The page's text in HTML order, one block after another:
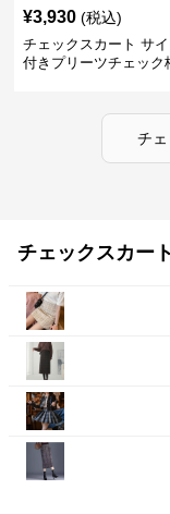
¥3,930 (税込)
チェックスカート サ
付きプリーツチェッ
チ
チェックスカー